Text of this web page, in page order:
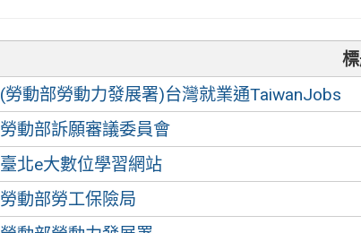
(勞動部勞動力發展署)台灣就業通TaiwanJobs
勞動部訴願審議委員會
臺北e大數位學習網站
勞動部勞工保險局